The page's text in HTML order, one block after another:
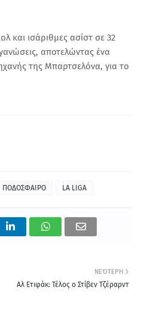
και ισάριθμες ασίστ σε 32
αποτελώντας ένα
της Μπαρτσελόνα, για το
ΠΟΔΟΣΦΑΙΡΟ LA LIGA
ΝΕΌΤΕΡΗ
Αλ Ετιφάκ: Τέλος ο Στίβεν Τζέραρντ